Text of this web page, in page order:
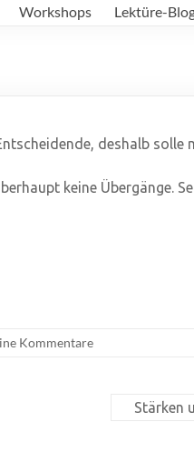
Workshops Lektüre-
deshalb solle
keine Übergänge.
Kommentare
Stärken